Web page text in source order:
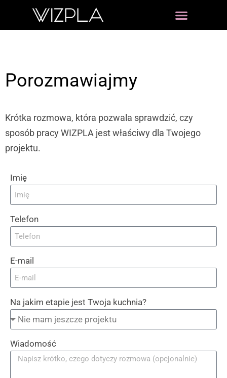
Porozmawiajmy
Krótka rozmowa, która pozwala sprawdzić, czy
sposób pracy WIZPLA jest właściwy dla Twojego
projektu.
Imię
Telefon
E-mail
Na jakim etapie jest Twoja kuchnia?
Wiadomość